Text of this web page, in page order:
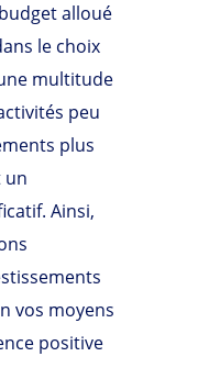
alloué
le choix
multitude
peu
plus
un
Ainsi,
vos moyens
positive